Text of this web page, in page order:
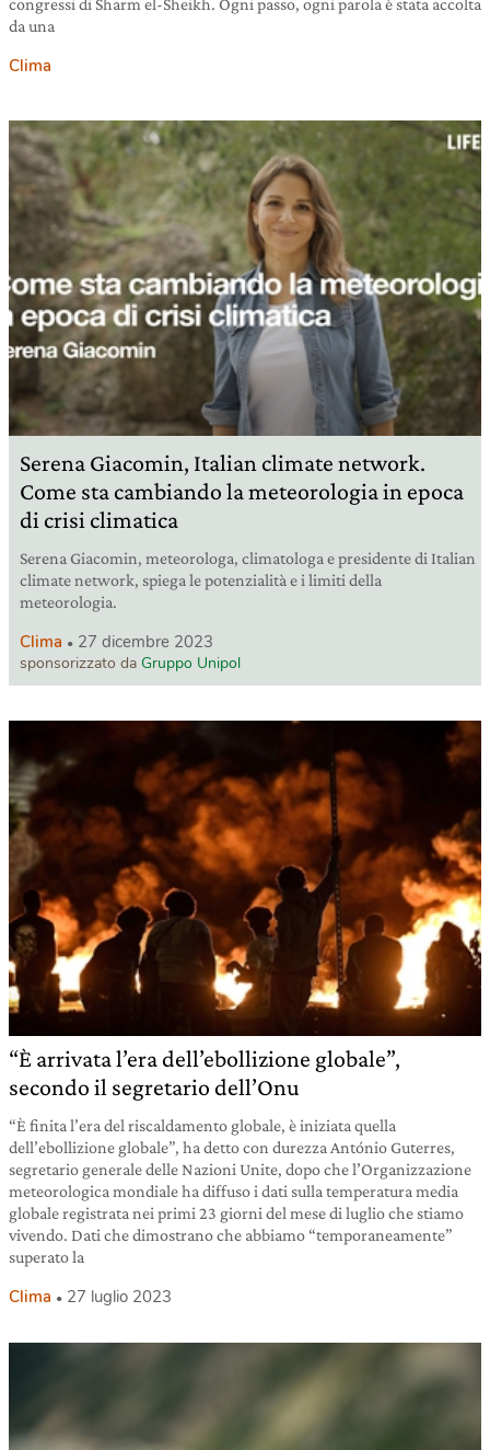
congressi di Sharm el-Sheikh. Ogni passo, ogni parola è stata accolta
da una
Clima
Serena Giacomin, Italian climate network.
Come sta cambiando la meteorologia in epoca
di crisi climatica
Serena Giacomin, meteorologa, climatologa e presidente di Italian
climate network, spiega le potenzialità e i limiti della
meteorologia.
Clima 27 dicembre 2023
sponsorizzato da Gruppo Unipol
“È arrivata l’era dell’ebollizione globale”,
secondo il segretario dell’Onu
“È finita l’era del riscaldamento globale, è iniziata quella
dell’ebollizione globale”, ha detto con durezza António Guterres,
segretario generale delle Nazioni Unite, dopo che l’Organizzazione
meteorologica mondiale ha diffuso i dati sulla temperatura media
globale registrata nei primi 23 giorni del mese di luglio che stiamo
vivendo. Dati che dimostrano che abbiamo “temporaneamente”
superato la
Clima 27 luglio 2023